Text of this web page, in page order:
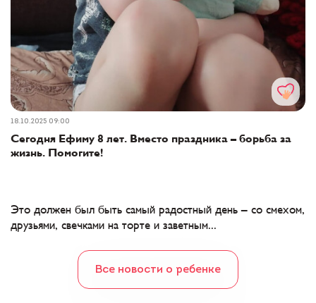
18.10.2025 09:00
Сегодня Ефиму 8 лет. Вместо праздника – борьба за
жизнь. Помогите!
Это должен был быть самый радостный день – со смехом,
друзьями, свечками на торте и заветным...
Все новости о ребенке